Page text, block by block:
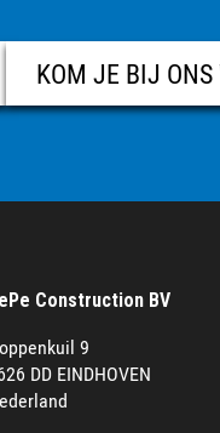
KOM JE BIJ ONS
Construction BV
9
DD EINDHOVEN